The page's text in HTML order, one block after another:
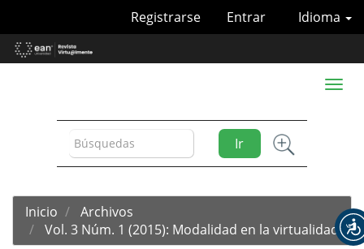
Contenido
principal
Idioma
Registrarse Entrar
Ir
Toggle
Inicio
Archivos
Vol. 3 Núm. 1 (2015): Modalidad en la virtualidad